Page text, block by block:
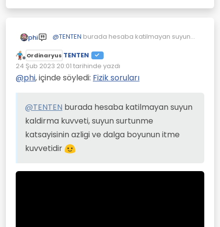
phi @TENTEN burada hesaba katilmayan suyun
azligi ve dalga boyunun itme kuvvetidir
Çevrimdışı
Ordinaryus TENTEN
24 Şub 2023 20:01 tarihinde yazdı
Son düzenleyen:
@phi, içinde söyledi: Fizik soruları
@TENTEN burada hesaba katilmayan suyun
kaldirma kuvveti, suyun surtunme
katsayisinin azligi ve dalga boyunun itme
kuvvetidir